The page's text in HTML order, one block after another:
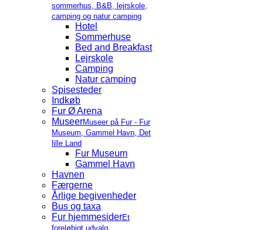
sommerhus, B&B, lejrskole,
camping og natur camping
Hotel
Sommerhuse
Bed and Breakfast
Lejrskole
Camping
Natur camping
Spisesteder
Indkøb
Fur Ø Arena
MuseerMuseer på Fur - Fur
Museum, Gammel Havn, Det
lille Land
Fur Museum
Gammel Havn
Havnen
Færgerne
Årlige begivenheder
Bus og taxa
Fur hjemmesiderEt
foreløbigt udvalg